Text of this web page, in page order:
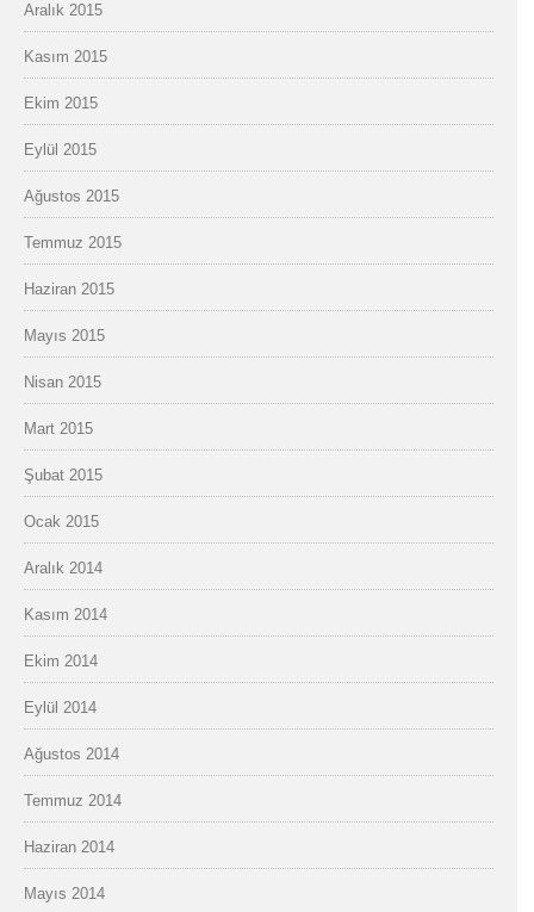
Aralık 2015
Kasım 2015
Ekim 2015
Eylül 2015
Ağustos 2015
Temmuz 2015
Haziran 2015
Mayıs 2015
Nisan 2015
Mart 2015
Şubat 2015
Ocak 2015
Aralık 2014
Kasım 2014
Ekim 2014
Eylül 2014
Ağustos 2014
Temmuz 2014
Haziran 2014
Mayıs 2014